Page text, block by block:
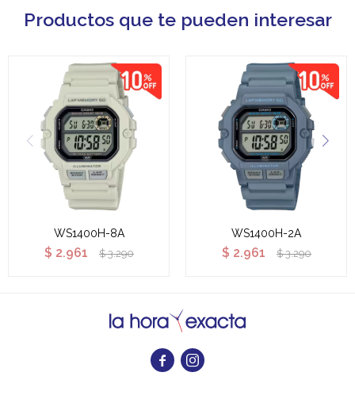
Productos que te pueden interesar
WS1400H-8A
$ 2.961 $ 3.290
WS1400H-2A
$ 2.961 $ 3.290
 